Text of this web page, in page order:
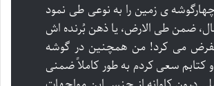
ی زمین را به نوعی طی نمود
ضمن طی الارض، یا ذهن بُرنده اش
می کرد! من همچنین در گوشه
و کتابم سعی کردم به طور کاملاً ضمنی